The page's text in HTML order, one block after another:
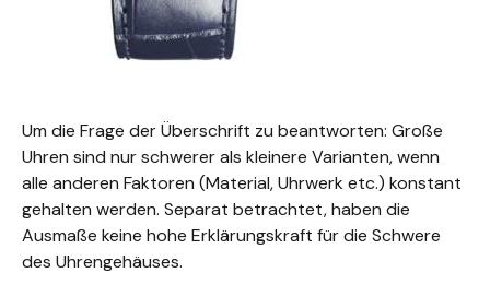
Um die Frage der Überschrift zu beantworten: Große
Uhren sind nur schwerer als kleinere Varianten, wenn
alle anderen Faktoren (Material, Uhrwerk etc.) konstant
gehalten werden. Separat betrachtet, haben die
Ausmaße keine hohe Erklärungskraft für die Schwere
des Uhrengehäuses.